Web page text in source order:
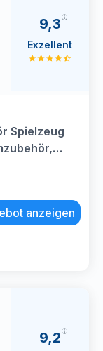
Spielzeug
9,3
Exzellent
anzeigen
9,2